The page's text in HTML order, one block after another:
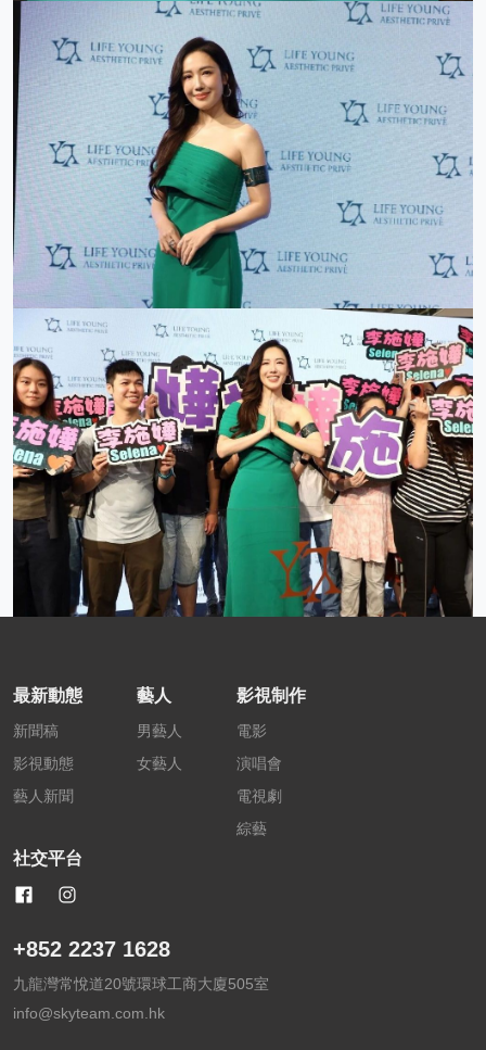
最新動態
新聞稿
影視動態
藝人新聞
藝人
男藝人
女藝人
影視制作
電影
演唱會
電視劇
綜藝
社交平台
+852 2237 1628
九龍灣常悅道20號環球工商大廈505室
info@skyteam.com.hk